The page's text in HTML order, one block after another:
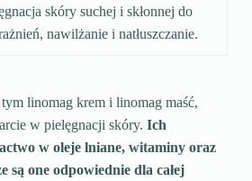
skóry suchej i skłonnej do
nawilżanie i natłuszczanie.
linomag krem i linomag maść,
w pielęgnacji skóry. Ich
w oleje lniane, witaminy oraz
są one odpowiednie dla całej